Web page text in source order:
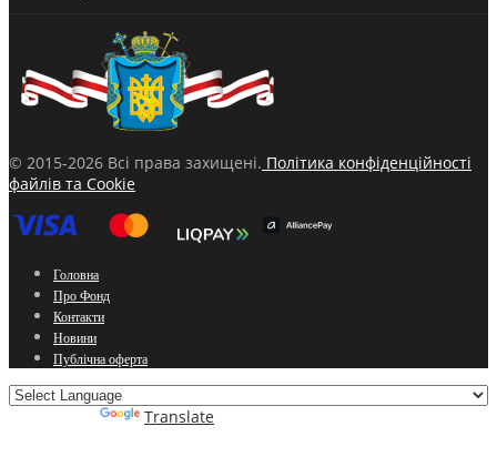
© 2015-2026 Всі права захищені. Політика конфіденційності
файлів та Cookie
Головна
Про Фонд
Контакти
Новини
Публічна оферта
Translate